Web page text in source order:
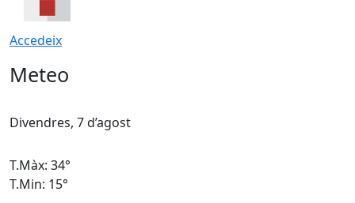
Accedeix
Meteo
Divendres, 7 d’agost
T.Màx: 34°
T.Min: 15°